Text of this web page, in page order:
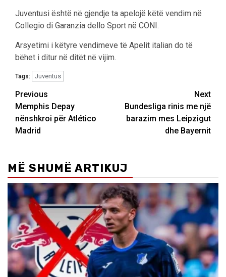
Juventusi është në gjendje ta apelojë këtë vendim në
Collegio di Garanzia dello Sport në CONI.
Arsyetimi i këtyre vendimeve të Apelit italian do të
bëhet i ditur në ditët në vijim.
Tags: Juventus
Post
navigation
Previous
Memphis Depay
nënshkroi për Atlético
Madrid
Next
Bundesliga rinis me një
barazim mes Leipzigut
dhe Bayernit
MË SHUMË ARTIKUJ